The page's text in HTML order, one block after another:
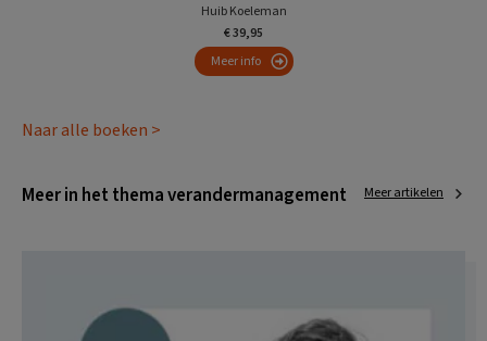
Huib Koeleman
€ 39,95
Meer info
Naar alle boeken >
Meer in het thema verandermanagement Meer artikelen